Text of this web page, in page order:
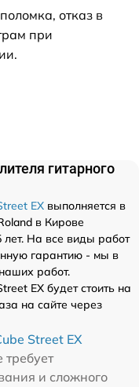
отказ в
при
гитарного
EX выполняется в
в Кирове
На все виды работ
гарантию - мы в
работ.
EX будет стоить на
на сайте через
Street EX
требует
и сложного